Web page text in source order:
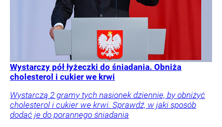
Wystarczy pół łyżeczki do śniadania. Obniża
cholesterol i cukier we krwi
Wystarczą 2 gramy tych nasionek dziennie, by obniżyć
cholesterol i cukier we krwi. Sprawdź, w jaki sposób
dodać je do porannego śniadania